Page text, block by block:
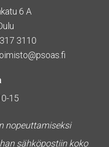
6 A
3110
15
nopeuttamiseksi
sähköpostiin koko